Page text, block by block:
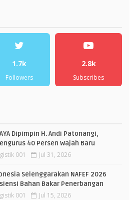
1.7k
Followers
2.8k
Subscribes
Dipimpin H. Andi Patonangi,
40 Persen Wajah Baru
001 Jul 31, 2026
Selenggarakan NAFEF 2026
Bahan Bakar Penerbangan
001 Jul 15, 2026